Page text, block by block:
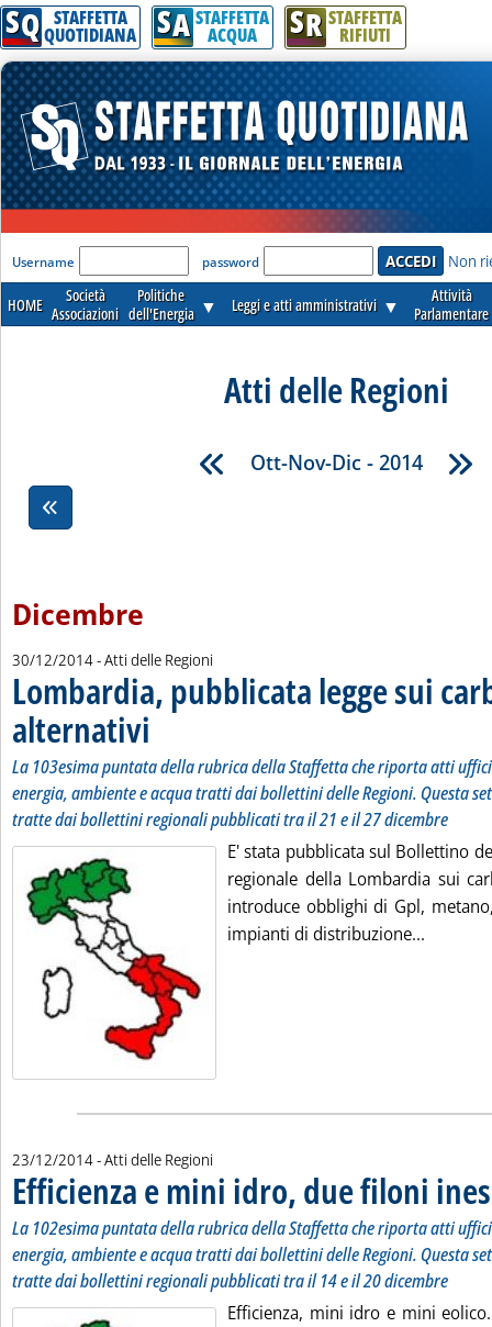
SQ STAFFETTA
QUOTIDIANA SA STAFFETTA
ACQUA SR STAFFETTA
RIFIUTI
'Modulo Login per accedere'
Username password Non
HOME
Società
Associazioni
Politiche
dell'Energia ▼ Leggi e atti amministrativi ▼
Attività
Parlamentare
Atti delle Regioni
Ott-Nov-Dic - 2014
Dicembre
30/12/2014- Atti delle Regioni
Lombardia, pubblicata legge sui
alternativi . Sottotitolo: La 103esima puntata della rubrica della
. Pubblicata martedì 30 dicembre 2014 alle 11.6.
La 103esima puntata della rubrica della Staffetta che riporta atti
energia, ambiente e acqua tratti dai bollettini delle Regioni. Questa
tratte dai bollettini regionali pubblicati tra il 21 e il 27 dicembre
E' stata pubblicata sul Bollettino
regionale della Lombardia sui
introduce obblighi di Gpl,
impianti di distribuzione...
23/12/2014- Atti delle Regioni
Efficienza e mini idro, due filoni
La 102esima puntata della rubrica della Staffetta che riporta atti
energia, ambiente e acqua tratti dai bollettini delle Regioni. Questa
tratte dai bollettini regionali pubblicati tra il 14 e il 20 dicembre
Efficienza, mini idro e mini